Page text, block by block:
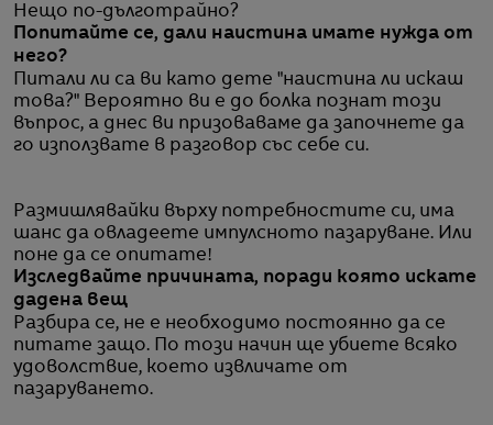
Нещо по-дълготрайно?
Попитайте се, дали наистина имате нужда от
него?
Питали ли са ви като дете "наистина ли искаш
това?" Вероятно ви е до болка познат този
въпрос, а днес ви призоваваме да започнете да
го използвате в разговор със себе си.
Размишлявайки върху потребностите си, има
шанс да овладеете импулсното пазаруване. Или
поне да се опитате!
Изследвайте причината, поради която искате
дадена вещ
Разбира се, не е необходимо постоянно да се
питате защо. По този начин ще убиете всяко
удоволствие, което извличате от
пазаруването.